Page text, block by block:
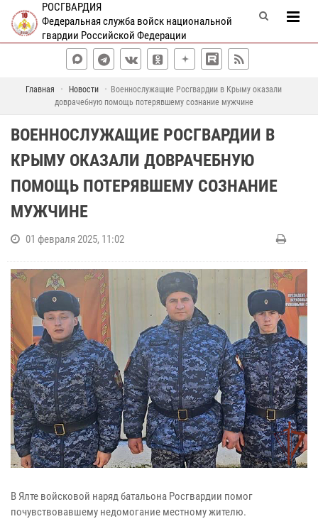
РОСГВАРДИЯ
Федеральная служба войск национальной
гвардии Российской Федерации
Главная Новости
Военнослужащие Росгвардии в Крыму оказали
доврачебную помощь потерявшему сознание мужчине
ВОЕННОСЛУЖАЩИЕ РОСГВАРДИИ В
КРЫМУ ОКАЗАЛИ ДОВРАЧЕБНУЮ
ПОМОЩЬ ПОТЕРЯВШЕМУ СОЗНАНИЕ
МУЖЧИНЕ
01 февраля 2025, 11:02
В Ялте войсковой наряд батальона Росгвардии помог
почувствовавшему недомогание местному жителю.